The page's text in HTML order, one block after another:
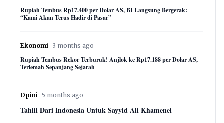
Rupiah Tembus Rp17.400 per Dolar AS, BI Langsung Bergerak:
“Kami Akan Terus Hadir di Pasar”
Ekonomi 3 months ago
Rupiah Tembus Rekor Terburuk! Anjlok ke Rp17.188 per Dolar AS,
Terlemah Sepanjang Sejarah
Opini 5 months ago
Tahlil Dari Indonesia Untuk Sayyid Ali Khamenei